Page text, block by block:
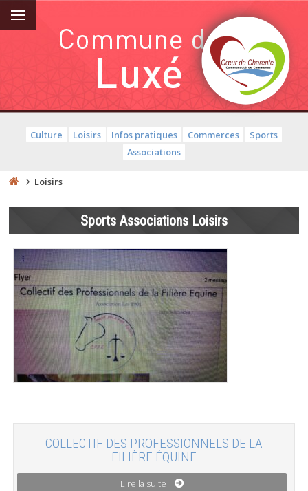
Culture Loisirs Infos pratiques Commerces
Sports
Associations
Loisirs
Sports Associations Loisirs
COLLECTIF DES PROFESSIONNELS DE LA
FILIÈRE ÉQUINE
Lire la suite